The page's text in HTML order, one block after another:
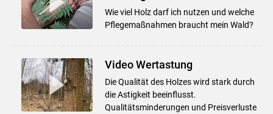
Wie viel Holz darf ich nutzen und welche
Pflegemaßnahmen braucht mein Wald?
Video Wertastung
Die Qualität des Holzes wird stark durch
die Astigkeit beeinflusst.
Qualitätsminderungen und Preisverluste